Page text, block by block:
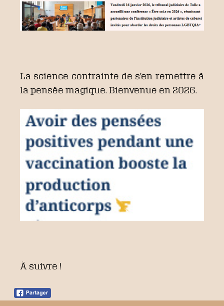
La science contrainte de s’en remettre à
la pensée magique. Bienvenue en 2026.
À suivre !